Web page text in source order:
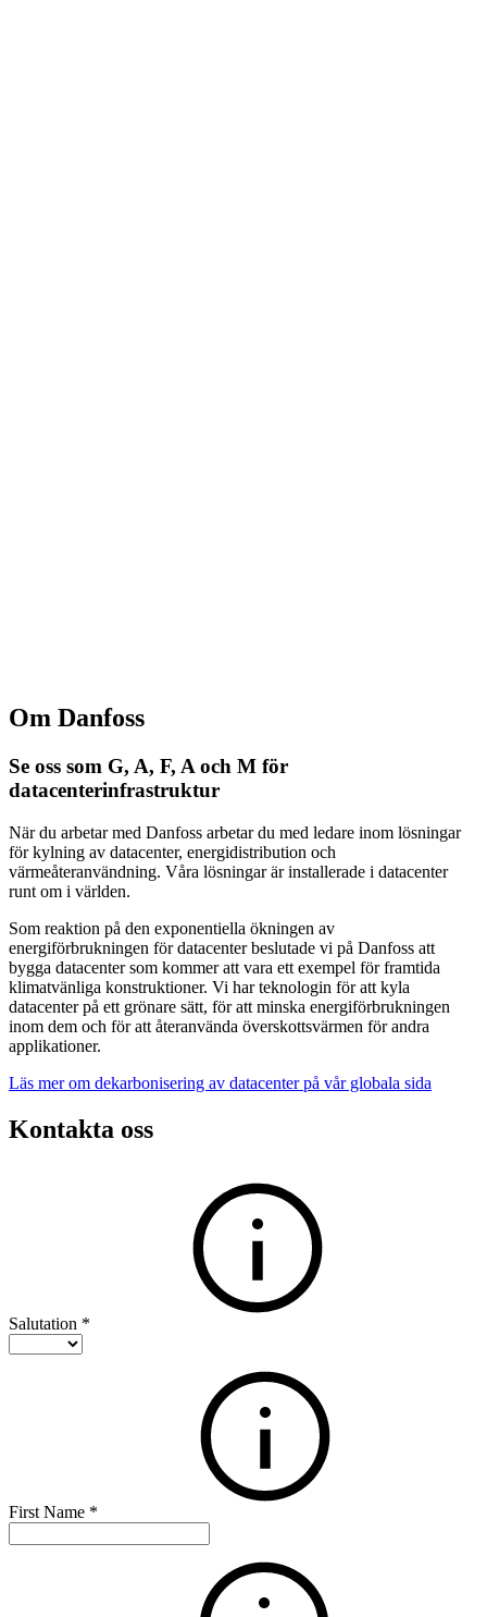
Om Danfoss
Se oss som G, A, F, A och M för
datacenterinfrastruktur
När du arbetar med Danfoss arbetar du med ledare inom lösningar
för kylning av datacenter, energidistribution och
värmeåteranvändning. Våra lösningar är installerade i datacenter
runt om i världen.
Som reaktion på den exponentiella ökningen av
energiförbrukningen för datacenter beslutade vi på Danfoss att
bygga datacenter som kommer att vara ett exempel för framtida
klimatvänliga konstruktioner. Vi har teknologin för att kyla
datacenter på ett grönare sätt, för att minska energiförbrukningen
inom dem och för att återanvända överskottsvärmen för andra
applikationer.
Läs mer om dekarbonisering av datacenter på vår globala sida
Kontakta oss
Salutation *
First Name *